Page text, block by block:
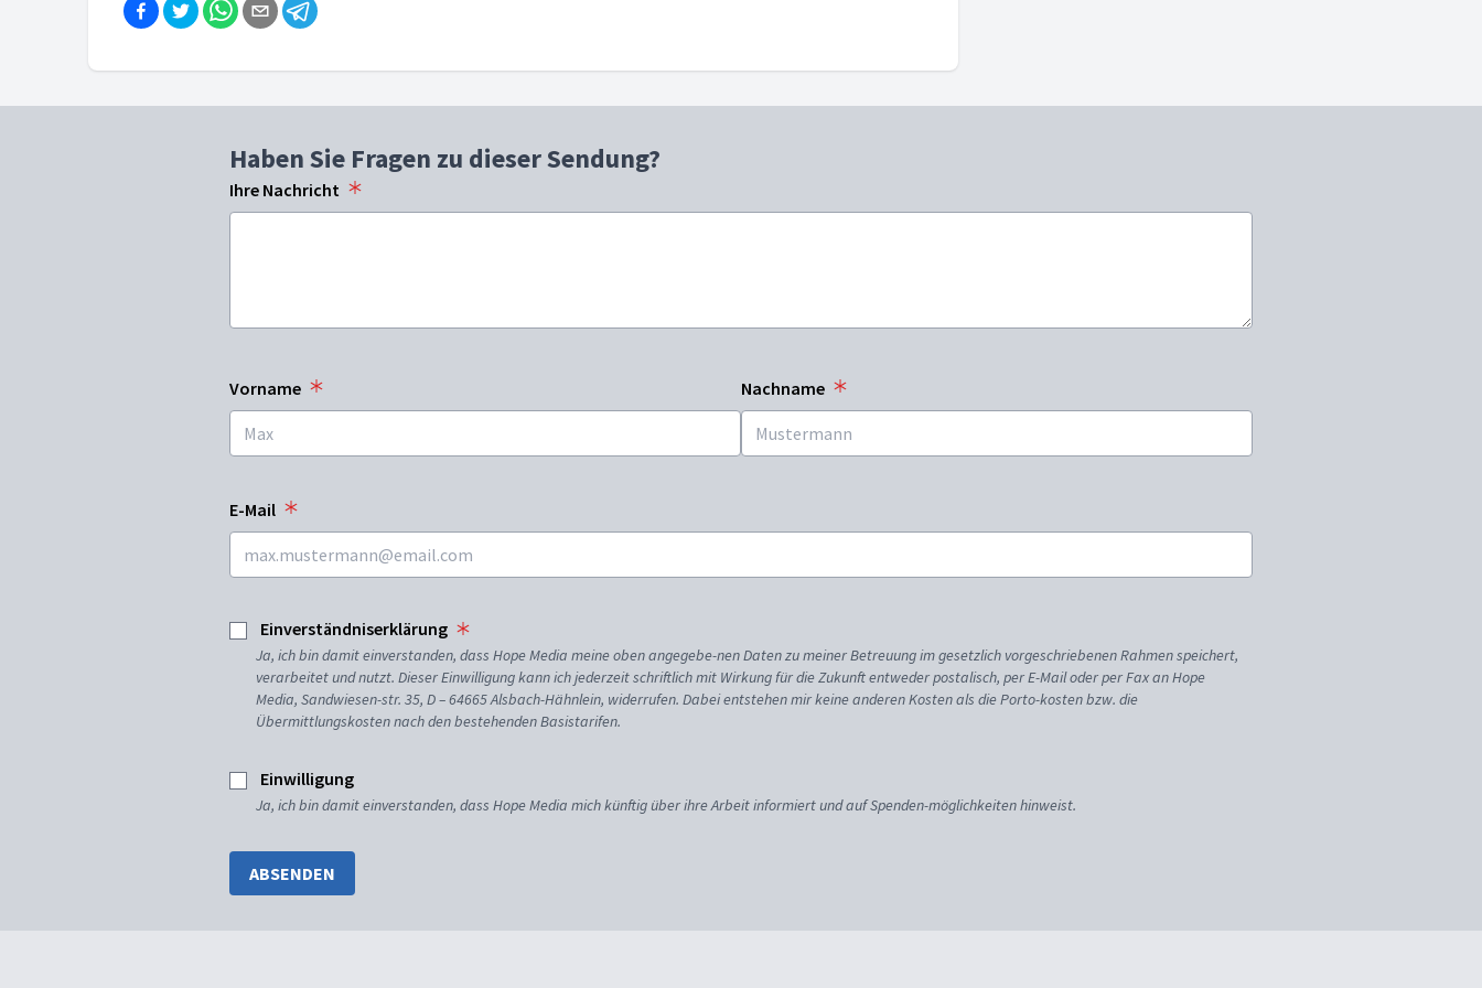
Haben Sie Fragen zu dieser Sendung?
Ihre Nachricht
Vorname Nachname
E-Mail
Einverständniserklärung
Ja, ich bin damit einverstanden, dass Hope Media meine oben angegebe-nen Daten zu meiner Betreuung im gesetzlich vorgeschriebenen Rahmen speichert,
verarbeitet und nutzt. Dieser Einwilligung kann ich jederzeit schriftlich mit Wirkung für die Zukunft entweder postalisch, per E-Mail oder per Fax an Hope
Media, Sandwiesen-str. 35, D – 64665 Alsbach-Hähnlein, widerrufen. Dabei entstehen mir keine anderen Kosten als die Porto-kosten bzw. die
Übermittlungskosten nach den bestehenden Basistarifen.
Einwilligung
Ja, ich bin damit einverstanden, dass Hope Media mich künftig über ihre Arbeit informiert und auf Spenden-möglichkeiten hinweist.
ABSENDEN